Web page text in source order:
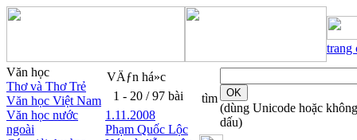
trang
Văn học
Thơ và Thơ Trẻ
Văn học Việt Nam
Văn học nước
ngoài
VÄƒn há»c
1 - 20 / 97 bài
1.11.2008
Phạm Quốc Lộc
tìm
(dùng Unicode hoặc không
dấu)